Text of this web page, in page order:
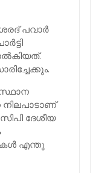
പവാര്‍
ദേശീയ
എന്തു